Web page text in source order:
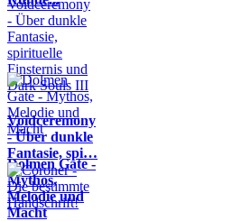
Voidceremony
- Über dunkle
Fantasie, spi…
Dolmen Gate -
Mythos,
Melodie und
Macht